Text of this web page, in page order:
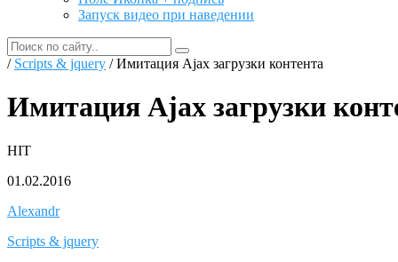
Запуск видео при наведении
/ Scripts & jquery / Имитация Ajax загрузки контента
Имитация Ajax загрузки
HIT
01.02.2016
Alexandr
Scripts & jquery